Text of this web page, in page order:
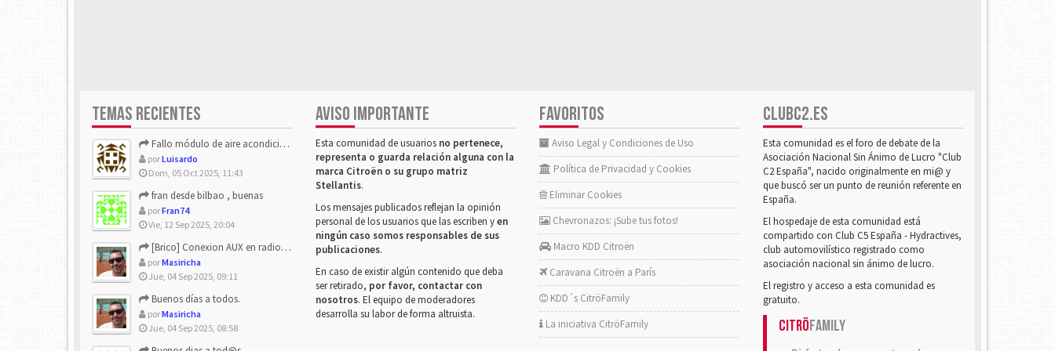
TEMAS RECIENTES
Fallo módulo de aire acondicionado
porLuisardo
Dom, 05 Oct 2025, 11:43
fran desde bilbao , buenas
porFran74
Vie, 12 Sep 2025, 20:04
[Brico] Conexion AUX en radio de origen
porMasiricha
Jue, 04 Sep 2025, 09:11
Buenos días a todos.
porMasiricha
Jue, 04 Sep 2025, 08:58
AVISO IMPORTANTE
Esta comunidad de usuarios no pertenece,
representa o guarda relación alguna con la
marca Citroën o su grupo matriz
Stellantis.
Los mensajes publicados reflejan la opinión
personal de los usuarios que las escriben yen
ningún caso somos responsables de sus
publicaciones.
En caso de existir algún contenido que deba
ser retirado, por favor, contactar con
nosotros. El equipo de moderadores
desarrolla su labor de forma altruista.
FAVORITOS
Aviso Legal y Condiciones de Uso
Política de Privacidad y Cookies
Eliminar Cookies
Chevronazos: ¡Sube tus fotos!
Macro KDD Citroën
Caravana Citroën a París
KDD´s CitröFamily
La iniciativa CitröFamily
CLUBC2.ES
Esta comunidad es el foro de debate de la
Asociación Nacional Sin Ánimo de Lucro "Club
C2 España", nacido originalmente en mi@ y
que buscó ser un punto de reunión referente en
España.
El hospedaje de esta comunidad está
compartido con Club C5 España - Hydractives,
club automovilístico registrado como
asociación nacional sin ánimo de lucro.
El registro y acceso a esta comunidad es
gratuito.
CitröFamily